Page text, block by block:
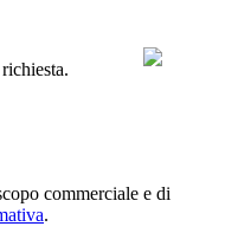
commerciale e di
.